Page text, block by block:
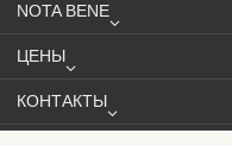
NOTA BENE
ЦЕНЫ
КОНТАКТЫ